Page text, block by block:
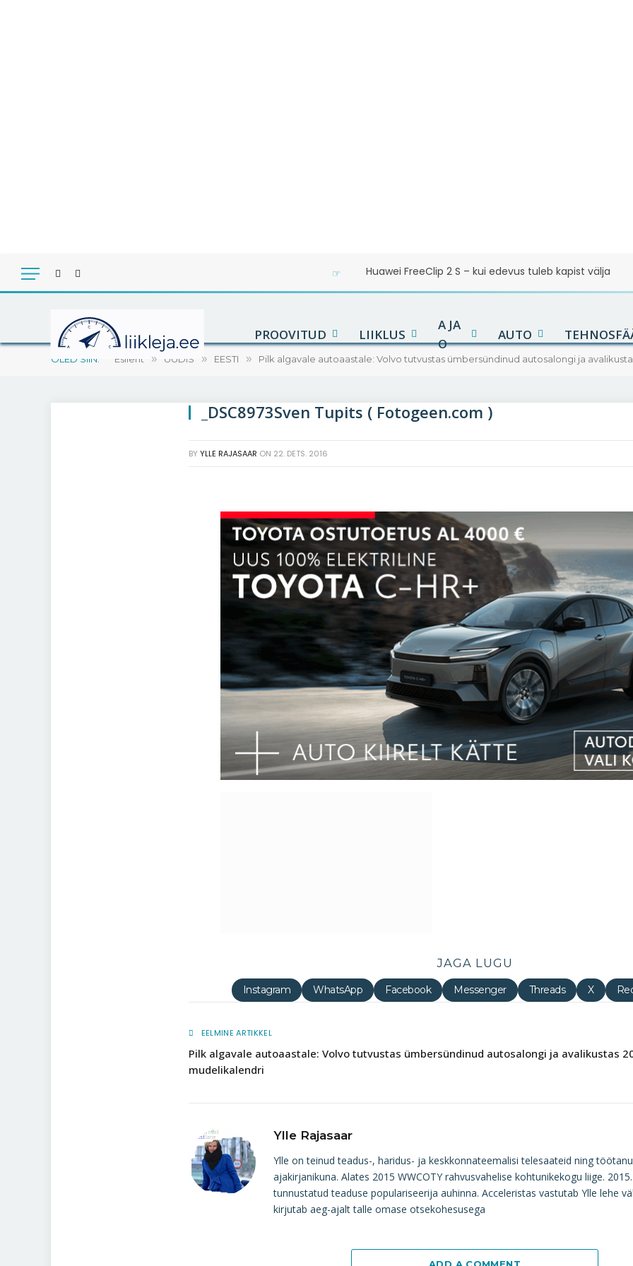
☞ Huawei FreeClip 2 S – kui edevus tuleb kapist välja
PROOVITUD LIIKLUS
A JA
O
AUTO
OLED SIIN: Esileht » UUDIS » EESTI » Pilk algavale autoaastale: Volvo tutvustas ümbersündinud autosalongi ja
_DSC8973Sven Tupits ( Fotogeen.com )
BY YLLE RAJASAAR ON 22. DETS. 2016
JAGA LUGU
Instagram WhatsApp Facebook Messenger Threads X
EELMINE ARTIKKEL
Pilk algavale autoaastale: Volvo tutvustas ümbersündinud autosalongi ja avalikustas
mudelikalendri
Ylle Rajasaar
Ylle on teinud teadus-, haridus- ja keskkonnateemalisi telesaateid ning
ajakirjanikuna. Alates 2015 WWCOTY rahvusvahelise kohtunikekogu liige.
tunnustatud teaduse populariseerija auhinna. Acceleristas vastutab Ylle lehe
kirjutab aeg-ajalt talle omase otsekohesusega